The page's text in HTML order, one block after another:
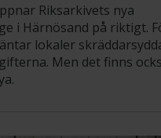
Riksarkivets nya
i Härnösand på riktigt.
lokaler
Men det finns